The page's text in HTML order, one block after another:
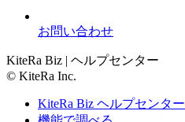
お問い合わせ
KiteRa Biz | ヘルプセンター
© KiteRa Inc.
KiteRa Biz ヘルプセンター